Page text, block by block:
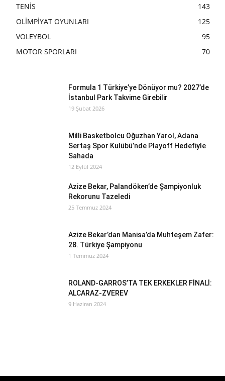
TENİS
143
OLİMPİYAT OYUNLARI
125
VOLEYBOL
95
MOTOR SPORLARI
70
Formula 1 Türkiye’ye Dönüyor mu? 2027’de
İstanbul Park Takvime Girebilir
19 Şubat 2026
Milli Basketbolcu Oğuzhan Yarol, Adana
Sertaş Spor Kulübü’nde Playoff Hedefiyle
Sahada
12 Eylül 2024
Azize Bekar, Palandöken’de Şampiyonluk
Rekorunu Tazeledi
25 Temmuz 2024
Azize Bekar’dan Manisa’da Muhteşem Zafer:
28. Türkiye Şampiyonu
1 Temmuz 2024
ROLAND-GARROS’TA TEK ERKEKLER FİNALİ:
ALCARAZ-ZVEREV
9 Haziran 2024